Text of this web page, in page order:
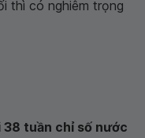
thì có nghiêm trọng
38 tuần chỉ số nước